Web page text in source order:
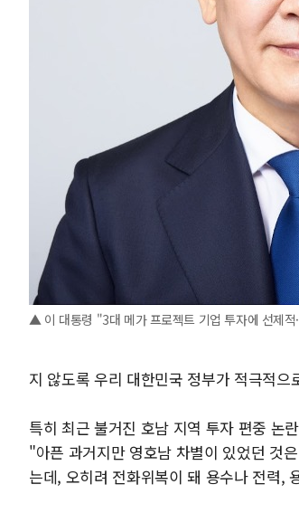
▲ 이 대통령 "3대 메가 프로젝트 기업 투자에 선제적
지 않도록 우리 대한민국 정부가 적극적
특히 최근 불거진 호남 지역 투자 편중 논
"아픈 과거지만 영호남 차별이 있었던 것
는데, 오히려 전화위복이 돼 용수나 전력,